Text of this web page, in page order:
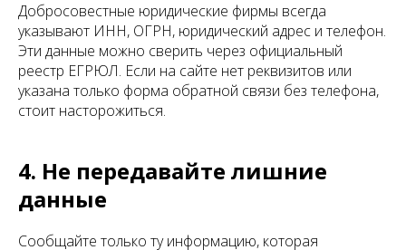
Добросовестные юридические фирмы всегда
указывают ИНН, ОГРН, юридический адрес и телефон.
Эти данные можно сверить через официальный
реестр ЕГРЮЛ. Если на сайте нет реквизитов или
указана только форма обратной связи без телефона,
стоит насторожиться.
4. Не передавайте лишние
данные
Сообщайте только ту информацию, которая